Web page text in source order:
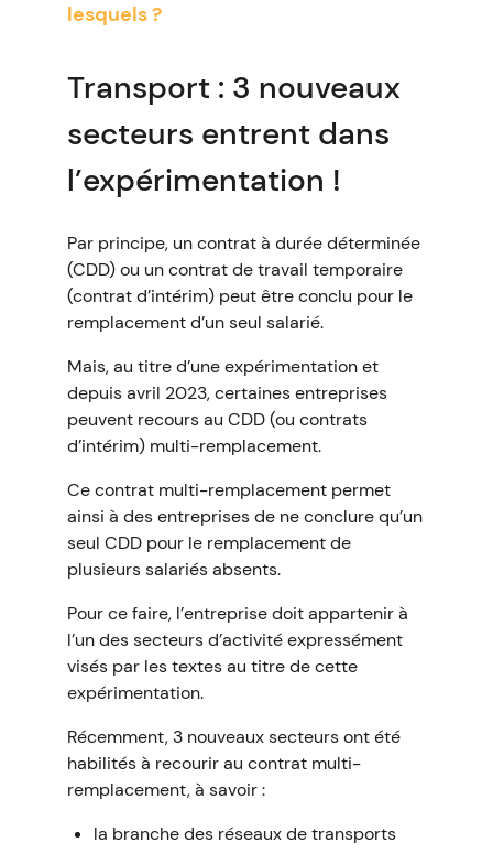
lesquels ?
Transport : 3 nouveaux
secteurs entrent dans
l’expérimentation !
Par principe, un contrat à durée déterminée
(CDD) ou un contrat de travail temporaire
(contrat d’intérim) peut être conclu pour le
remplacement d’un seul salarié.
Mais, au titre d’une expérimentation et
depuis avril 2023, certaines entreprises
peuvent recours au CDD (ou contrats
d’intérim) multi-remplacement.
Ce contrat multi-remplacement permet
ainsi à des entreprises de ne conclure qu’un
seul CDD pour le remplacement de
plusieurs salariés absents.
Pour ce faire, l’entreprise doit appartenir à
l’un des secteurs d’activité expressément
visés par les textes au titre de cette
expérimentation.
Récemment, 3 nouveaux secteurs ont été
habilités à recourir au contrat multi-
remplacement, à savoir :
la branche des réseaux de transports